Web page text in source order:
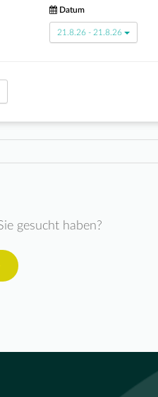
Datum
21.8.26 - 21.8.26
gesucht haben?